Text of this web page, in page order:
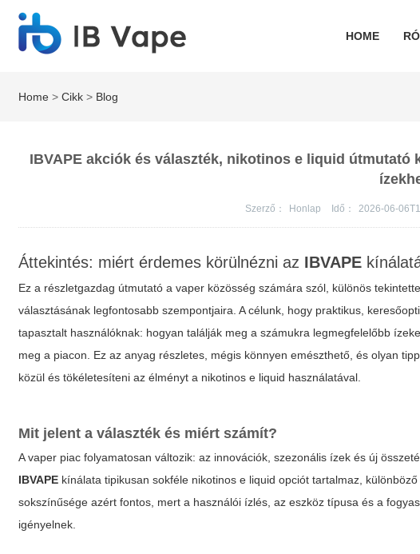
HOME
Home >Cikk > Blog
IBVAPE akciók és választék, nikotinos e liquid
Szerző： Honlap Idő： 2026-06-
Áttekintés: miért érdemes körülnézni az IBVAPE
Ez a részletgazdag útmutató a vaper közösség számára szól, különös
választásának legfontosabb szempontjaira. A célunk, hogy praktikus,
tapasztalt használóknak: hogyan találják meg a számukra legmegfelelőbb
meg a piacon. Ez az anyag részletes, mégis könnyen emészthető, és olyan
közül és tökéletesíteni az élményt a nikotinos e liquid használatával.
Mit jelent a választék és miért számít?
A vaper piac folyamatosan változik: az innovációk, szezonális ízek és új
IBVAPE kínálata tipikusan sokféle nikotinos e liquid opciót tartalmaz,
sokszínűsége azért fontos, mert a használói ízlés, az eszköz típusa és a
igényelnek.